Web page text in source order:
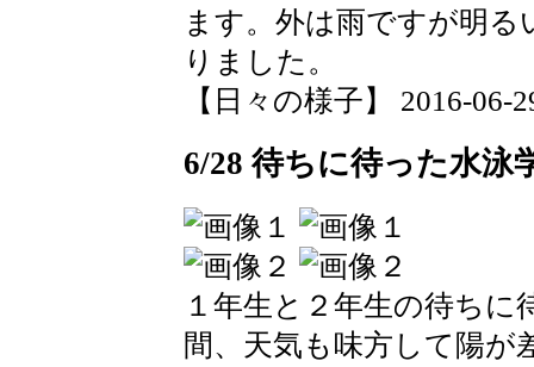
ます。外は雨ですが明
りました。
【日々の様子】 2016-06-
6/28 待ちに待った水泳
１年生と２年生の待ちに
間、天気も味方して陽が